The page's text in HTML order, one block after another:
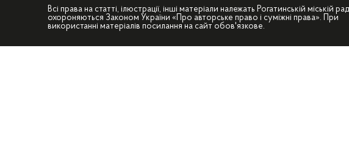
Всі права на статті, ілюстрації, інші матеріали належать Рогатинській міській
охороняються Законом України «Про авторське право і суміжні права». При
використанні матеріалів посилання на сайт обов'язкове.